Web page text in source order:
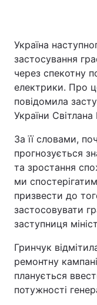
Україна
Економіка
Спорт
Техно і зв'язок
Зброя
Цікавинки
Лонгріди
Україна
застосування
через спекотну
електрики. Про
повідомила
України Світлана
За її словами,
прогнозується
та зростання
ми
призвести до
застосовувати
заступниця
Гринчук
ремонтну
планується
потужності